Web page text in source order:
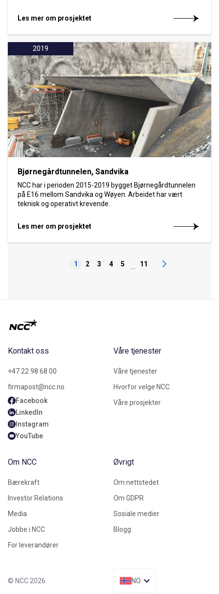
Les mer om prosjektet
2019
Bjørnegårdtunnelen, Sandvika
NCC har i perioden 2015-2019 bygget Bjørnegårdtunnelen
på E16 mellom Sandvika og Wøyen. Arbeidet har vært
teknisk og operativt krevende.
Les mer om prosjektet
1 2 3 4 5 ... 11
Kontakt oss
+47 22 98 68 00
firmapost@ncc.no
Facebook
LinkedIn
Instagram
YouTube
Våre tjenester
Våre tjenester
Hvorfor velge NCC
Våre prosjekter
Om NCC
Bærekraft
Investor Relations
Media
Jobbe i NCC
For leverandører
Øvrigt
Om nettstedet
Om GDPR
Sosiale medier
Blogg
© NCC 2026 NO